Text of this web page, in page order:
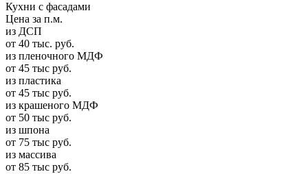
Кухни с фасадами
Цена за п.м.
из ДСП
от 40 тыс. руб.
из пленочного МДФ
от 45 тыс руб.
из пластика
от 45 тыс руб.
из крашеного МДФ
от 50 тыс руб.
из шпона
от 75 тыс руб.
из массива
от 85 тыс руб.